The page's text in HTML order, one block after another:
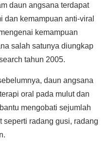
daun angsana terdapat
dan kemampuan anti-viral
kemampuan
salah satunya diungkap
tahun 2005.
daun angsana
oral pada mulut dan
mengobati sejumlah
seperti radang gusi, radang